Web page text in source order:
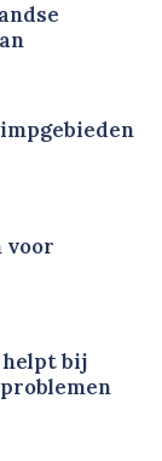
voor
helpt bij